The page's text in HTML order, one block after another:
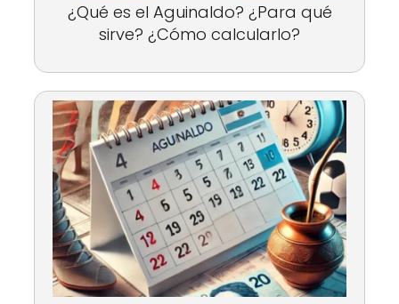
¿Qué es el Aguinaldo? ¿Para qué
sirve? ¿Cómo calcularlo?